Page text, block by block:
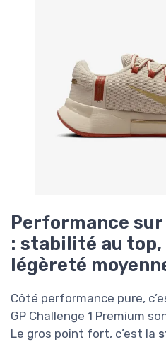
Performance
: stabilité au top,
légèreté
Côté performance pure,
GP Challenge 1 Premium
Le gros point fort, c’est la